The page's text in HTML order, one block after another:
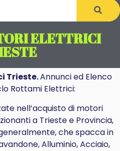
ELETTRICI
Trieste.Annunci ed Elenco
Rottami Elettrici:
nell’acquisto di motori
a Trieste e Provincia,
che spacca in
Alluminio, Acciaio,